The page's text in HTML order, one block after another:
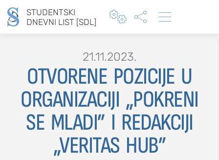
STUDENTSKI
DNEVNI LIST [SDL]
  
Type 2 or more characters for results.
MOJ SDL
prijava
21.11.2023.
OTVORENE POZICIJE U
ORGANIZACIJI „POKRENI
SE MLADI” I REDAKCIJI
„VERITAS HUB”